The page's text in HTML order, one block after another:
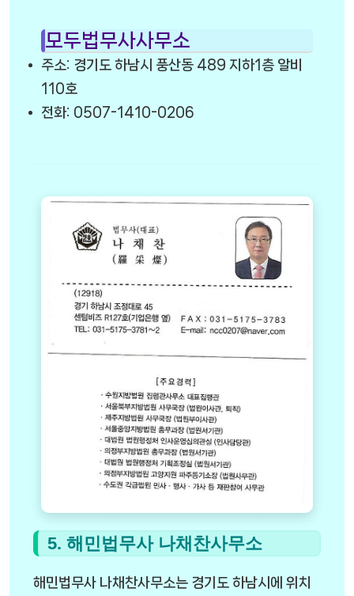
모두법무사사무소
주소: 경기도 하남시 풍산동 489 지하1층 알비
110호
전화: 0507-1410-0206
5. 해민법무사 나채찬사무소
해민법무사 나채찬사무소는 경기도 하남시에 위치